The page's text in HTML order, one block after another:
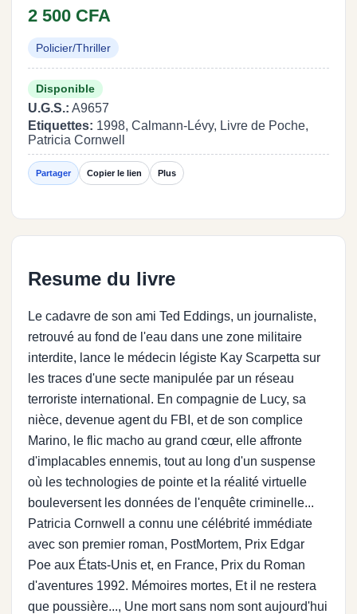
2 500 CFA
Policier/Thriller
Disponible
U.G.S.: A9657
Etiquettes: 1998, Calmann-Lévy, Livre de Poche,
Patricia Cornwell
Partager Copier le lien Plus
Resume du livre
Le cadavre de son ami Ted Eddings, un journaliste,
retrouvé au fond de l'eau dans une zone militaire
interdite, lance le médecin légiste Kay Scarpetta sur
les traces d'une secte manipulée par un réseau
terroriste international. En compagnie de Lucy, sa
nièce, devenue agent du FBI, et de son complice
Marino, le flic macho au grand cœur, elle affronte
d'implacables ennemis, tout au long d'un suspense
où les technologies de pointe et la réalité virtuelle
bouleversent les données de l'enquête criminelle...
Patricia Cornwell a connu une célébrité immédiate
avec son premier roman, PostMortem, Prix Edgar
Poe aux États-Unis et, en France, Prix du Roman
d'aventures 1992. Mémoires mortes, Et il ne restera
que poussière..., Une mort sans nom sont aujourd'hui